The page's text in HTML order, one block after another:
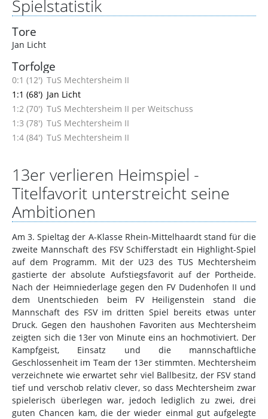
Spielstatistik
Tore
Jan Licht
Torfolge
0:1 (12') TuS Mechtersheim II
1:1 (68') Jan Licht
1:2 (70') TuS Mechtersheim II per Weitschuss
1:3 (78') TuS Mechtersheim II
1:4 (84') TuS Mechtersheim II
13er verlieren Heimspiel -
Titelfavorit unterstreicht seine
Ambitionen
Am 3. Spieltag der A-Klasse Rhein-Mittelhaardt stand für die
zweite Mannschaft des FSV Schifferstadt ein Highlight-Spiel
auf dem Programm. Mit der U23 des TUS Mechtersheim
gastierte der absolute Aufstiegsfavorit auf der Portheide.
Nach der Heimniederlage gegen den FV Dudenhofen II und
dem Unentschieden beim FV Heiligenstein stand die
Mannschaft des FSV im dritten Spiel bereits etwas unter
Druck. Gegen den haushohen Favoriten aus Mechtersheim
zeigten sich die 13er von Minute eins an hochmotiviert. Der
Kampfgeist, Einsatz und die mannschaftliche
Geschlossenheit im Team der 13er stimmten. Mechtersheim
verzeichnete wie erwartet sehr viel Ballbesitz, der FSV stand
tief und verschob relativ clever, so dass Mechtersheim zwar
spielerisch überlegen war, jedoch lediglich zu zwei, drei
guten Chancen kam, die der wieder einmal gut aufgelegte